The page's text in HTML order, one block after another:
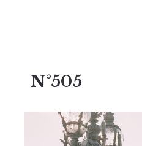
N°505